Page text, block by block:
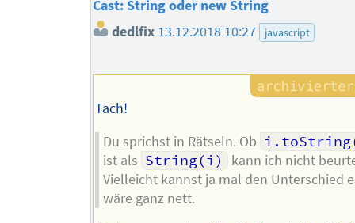
Cast: String oder new String
dedlfix 13.12.2018 10:27 javascript
Tach!
Du sprichst in Rätseln. Ob
ist als String(i)
kann ich nicht
Vielleicht kannst ja mal den Unterschied
wäre ganz nett.